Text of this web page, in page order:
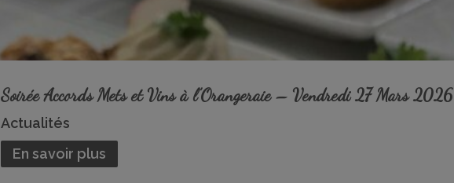
Soirée Accords Mets et Vins à l’Orangeraie – Vendredi 27 Mars 2026
Actualités
En savoir plus